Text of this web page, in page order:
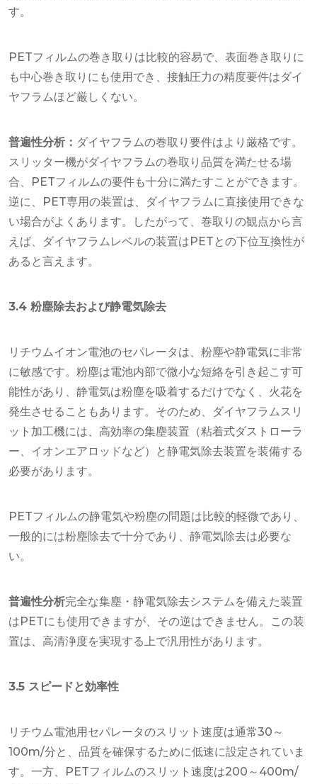
す。
PETフィルムの巻き取りは比較的容易で、表面巻き取りに
も中心巻き取りにも使用でき、接触圧力の精度要件はダイ
ヤフラムほど厳しくない。
普遍性分析： ダイヤフラムの巻取り要件はより厳格です。
スリッター機がダイヤフラムの巻取り品質を満たせる場
合、PETフィルムの要件も十分に満たすことができます。
逆に、PET専用の装置は、ダイヤフラムに直接使用できな
い場合がよくあります。したがって、巻取りの観点から言
えば、ダイヤフラムレベルの装置はPETとの下位互換性が
あると言えます。
3.4 粉塵除去および静電気除去
リチウムイオン電池のセパレータは、粉塵や静電気に非常
に敏感です。粉塵は電池内部で微小な短絡を引き起こす可
能性があり、静電気は粉塵を吸着するだけでなく、火花を
発生させることもあります。そのため、ダイヤフラムスリ
ット加工機には、高効率の集塵装置（粘着式ダストローラ
ー、イオンエアロッドなど）と静電気除去装置を装備する
必要があります。
PETフィルムの静電気や粉塵の問題は比較的軽微であり、
一般的には粉塵除去で十分であり、静電気除去は必要な
い。
普遍性分析完全な集塵・静電気除去システムを備えた装置
はPETにも使用できますが、その逆はできません。この装
置は、高清浄度を実現する上で汎用性があります。
3.5 スピードと効率性
リチウム電池用セパレータのスリット速度は通常30～
100m/分と、品質を確保するために低速に設定されていま
す。一方、PETフィルムのスリット速度は200～400m/